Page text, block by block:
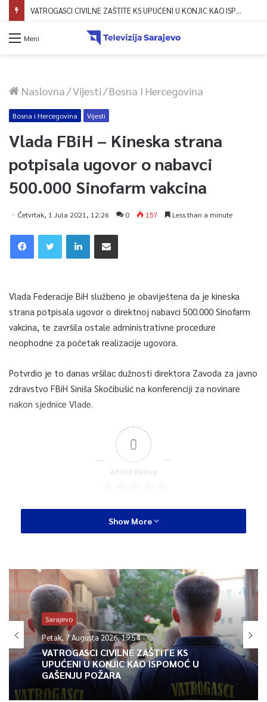
VATROGASCI CIVILNE ZAŠTITE KS UPUĆENI U KONJIC KAO ISPOMOĆ U GAŠENJU POŽARA
Meni
Naslovna/Vijesti/Bosna I Hercegovina
Bosna i Hercegovina Vijesti
Vlada FBiH – Kineska strana
potpisala ugovor o nabavci
500.000 Sinofarm vakcina
Četvrtak, 1 Jula 2021, 12:26 0 157 Less than a minute
Vlada Federacije BiH službeno je obaviještena da je kineska
strana potpisala ugovor o direktnoj nabavci 500.000 Sinofarm
vakcina, te završila ostale administrativne procedure
neophodne za početak realizacije ugovora.
Potvrdio je to danas vršilac dužnosti direktora Zavoda za javno
zdravstvo FBiH Siniša Skočibušić na konferenciji za novinare
nakon sjednice Vlade.
0
Article Rating
Show More
Sarajevo
Petak, 7 Augusta 2026, 19:54
VATROGASCI CIVILNE ZAŠTITE KS
UPUĆENI U KONJIC KAO ISPOMOĆ U
GAŠENJU POŽARA